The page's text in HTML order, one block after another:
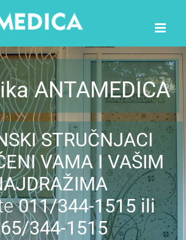
ANTAMEDICA
STRUČNJACI
VAMA I VAŠIM
011/344-1515 ili
344-1515